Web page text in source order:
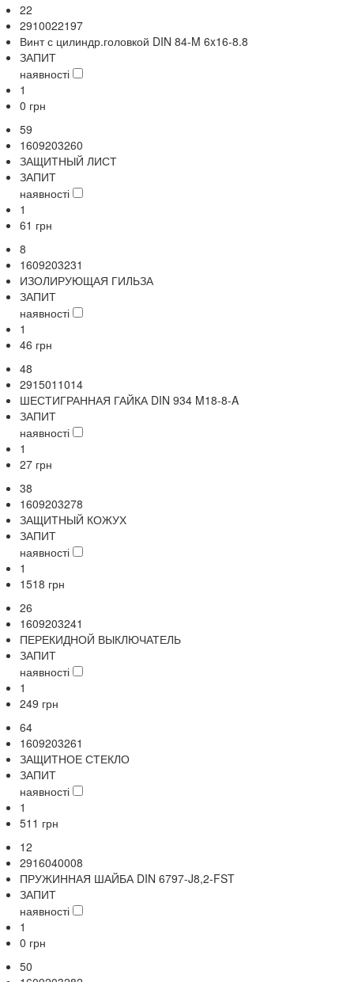
22
2910022197
Винт с цилиндр.головкой DIN 84-M 6x16-8.8
ЗАПИТ
наявності
1
0 грн
59
1609203260
ЗАЩИТНЫЙ ЛИСТ
ЗАПИТ
наявності
1
61 грн
8
1609203231
ИЗОЛИРУЮЩАЯ ГИЛЬЗА
ЗАПИТ
наявності
1
46 грн
48
2915011014
ШЕСТИГРАННАЯ ГАЙКА DIN 934 M18-8-A
ЗАПИТ
наявності
1
27 грн
38
1609203278
ЗАЩИТНЫЙ КОЖУХ
ЗАПИТ
наявності
1
1518 грн
26
1609203241
ПЕРЕКИДНОЙ ВЫКЛЮЧАТЕЛЬ
ЗАПИТ
наявності
1
249 грн
64
1609203261
ЗАЩИТНОЕ СТЕКЛО
ЗАПИТ
наявності
1
511 грн
12
2916040008
ПРУЖИННАЯ ШАЙБА DIN 6797-J8,2-FST
ЗАПИТ
наявності
1
0 грн
50